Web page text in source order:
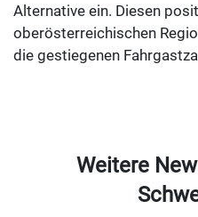
Alternative ein. Diesen
oberösterreichischen
die gestiegenen
Weitere